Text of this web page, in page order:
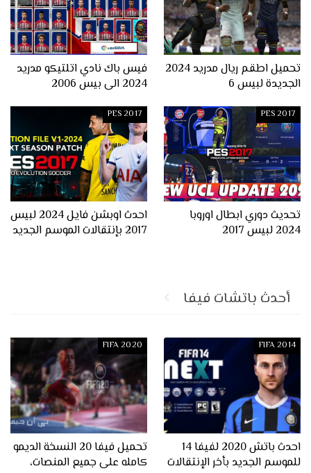
تحميل اطقم ريال مدريد 2024
الجديدة لبيس 6
فيس باك نادي اتلتيكو مدريد
2024 الى بيس 2006
PES 2017
تحديث دوري ابطال اوروبا
2024 لبيس 2017
PES 2017
احدث اوبشن فايل 2024 لبيس
2017 بإنتقالات الموسم الجديد
أحدث باتشات فيفا
FIFA 2014
احدث باتش 2020 لفيفا 14
للموسم الجديد بأخر الإنتقالات
FIFA 2020
تحميل فيفا 20 النسخة الديمو
كامله على جميع المنصات،